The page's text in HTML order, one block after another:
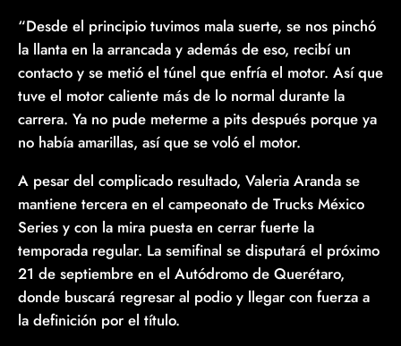
“Desde el principio tuvimos mala suerte, se nos pinchó
la llanta en la arrancada y además de eso, recibí un
contacto y se metió el túnel que enfría el motor. Así que
tuve el motor caliente más de lo normal durante la
carrera. Ya no pude meterme a pits después porque ya
no había amarillas, así que se voló el motor.
A pesar del complicado resultado, Valeria Aranda se
mantiene tercera en el campeonato de Trucks México
Series y con la mira puesta en cerrar fuerte la
temporada regular. La semifinal se disputará el próximo
21 de septiembre en el Autódromo de Querétaro,
donde buscará regresar al podio y llegar con fuerza a
la definición por el título.